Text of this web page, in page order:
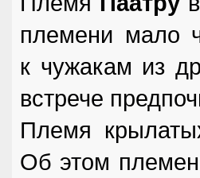
племени мало
к чужакам из
встрече
Племя
Об этом